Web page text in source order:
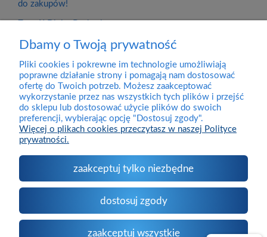
do zakupów!
Zespół DivineBody.pl
Dostawa
Pomoc
O firmie
Kontakt
Dbamy o Twoją prywatność
Pliki cookies i pokrewne im technologie umożliwiają
poprawne działanie strony i pomagają nam dostosować
ofertę do Twoich potrzeb. Możesz zaakceptować
wykorzystanie przez nas wszystkich tych plików i przejść
do sklepu lub dostosować użycie plików do swoich
preferencji, wybierając opcję "Dostosuj zgody".
Więcej o plikach cookies przeczytasz w naszej Polityce
prywatności.
zaakceptuj tylko niezbędne
dostosuj zgody
zaakceptuj wszystkie